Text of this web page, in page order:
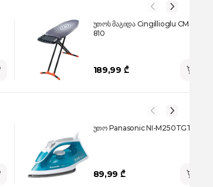
უთოს მაგიდა Cingillioglu CM-
810
189,99 ₾
უთო Panasonic NI-M250TGTW
89,99 ₾